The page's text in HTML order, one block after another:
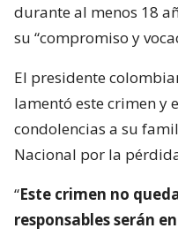
durante al menos 18
su “compromiso y
El presidente
lamentó este crimen y
condolencias a su
Nacional por la
“Este crimen no
responsables serán